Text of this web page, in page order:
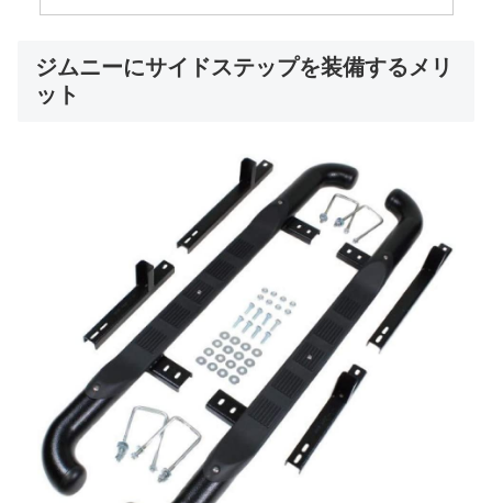
ジムニーにサイドステップを装備するメリ
ット